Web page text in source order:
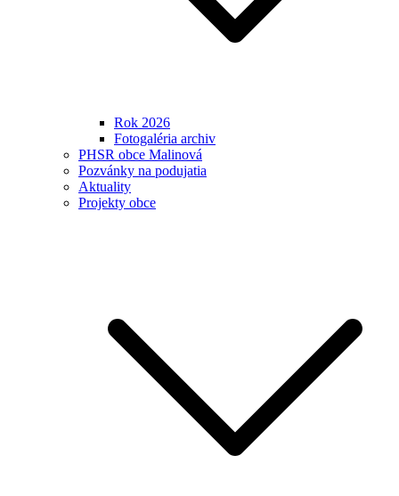
Rok 2026
Fotogaléria archiv
PHSR obce Malinová
Pozvánky na podujatia
Aktuality
Projekty obce